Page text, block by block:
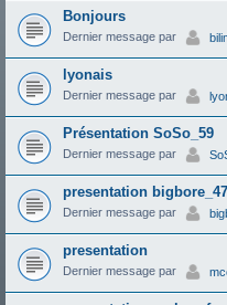
Bonjours
Dernier message par
lyonais
Dernier message par
Présentation SoSo_59
Dernier message par
presentation bigbore_47
Dernier message par
presentation
Dernier message par